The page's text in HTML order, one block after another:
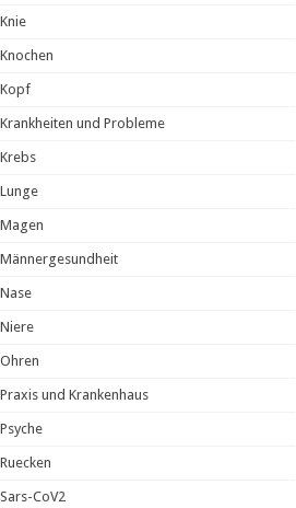
Knie
Knochen
Kopf
Krankheiten und Probleme
Krebs
Lunge
Magen
Männergesundheit
Nase
Niere
Ohren
Praxis und Krankenhaus
Psyche
Ruecken
Sars-CoV2